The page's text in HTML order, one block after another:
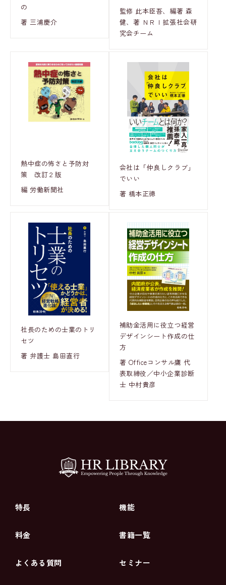
の
著 三浦慶介
監修 此本臣吾、編著 森
健、著 ＮＲＩ拡張社会研
究会チーム
熱中症の怖さと予防対
策 改訂２版
編 労働新聞社
会社は「仲良しクラブ」
でいい
著 橋本正徳
社長のための士業のトリ
セツ
著 弁護士 島田直行
補助金活用に役立つ経営
デザインシート作成の仕
方
著 Officeコンサル鷹 代
表取締役／中小企業診断
士 中村貴彦
特長 機能
料金 書籍一覧
よくある質問 セミナー